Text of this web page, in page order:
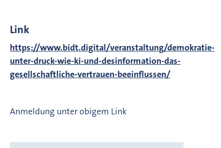
Link
https://www.bidt.digital/veranstaltung/demokratie-
unter-druck-wie-ki-und-desinformation-das-
gesellschaftliche-vertrauen-beeinflussen/
Anmeldung unter obigem Link